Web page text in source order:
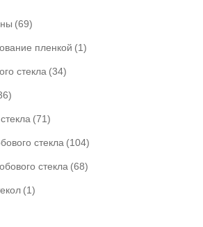
(69)
пленкой (1)
стекла (34)
(71)
стекла (104)
стекла (68)
(1)